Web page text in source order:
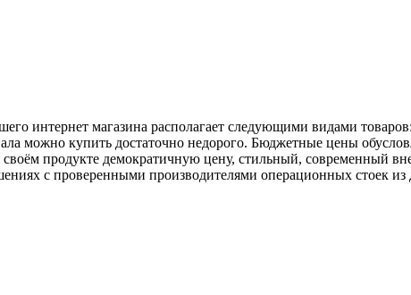
интернет магазина располагает следующими видами
можно купить достаточно недорого. Бюджетные цены
продукте демократичную цену, стильный, современный
с проверенными производителями операционных стоек